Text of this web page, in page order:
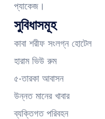
প্যাকেজ।
সুবিধাসমূহ
কাবা শরীফ সংলগ্ন হোটেল
হারাম ভিউ রুম
৫-তারকা আবাসন
উন্নত মানের খাবার
ব্যক্তিগত পরিবহন